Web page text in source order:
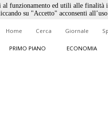
Home Cerca Giornale
PRIMO PIANO ECONOMIA
funzionamento ed utili alle
su "Accetto" acconsenti